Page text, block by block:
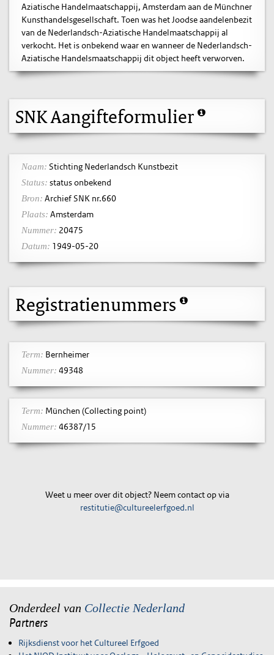
Aziatische Handelmaatschappij, Amsterdam aan de Münchner
Kunsthandelsgesellschaft. Toen was het Joodse aandelenbezit
van de Nederlandsch-Aziatische Handelmaatschappij al
verkocht. Het is onbekend waar en wanneer de Nederlandsch-
Aziatische Handelsmaatschappij dit object heeft verworven.
SNK Aangifteformulier
Naam: Stichting Nederlandsch Kunstbezit
Status: status onbekend
Bron: Archief SNK nr.660
Plaats: Amsterdam
Nummer: 20475
Datum: 1949-05-20
Registratienummers
Term: Bernheimer
Nummer: 49348
Term: München (Collecting point)
Nummer: 46387/15
Weet u meer over dit object? Neem contact op via
restitutie@cultureelerfgoed.nl
Onderdeel van Collectie Nederland
Partners
Rijksdienst voor het Cultureel Erfgoed